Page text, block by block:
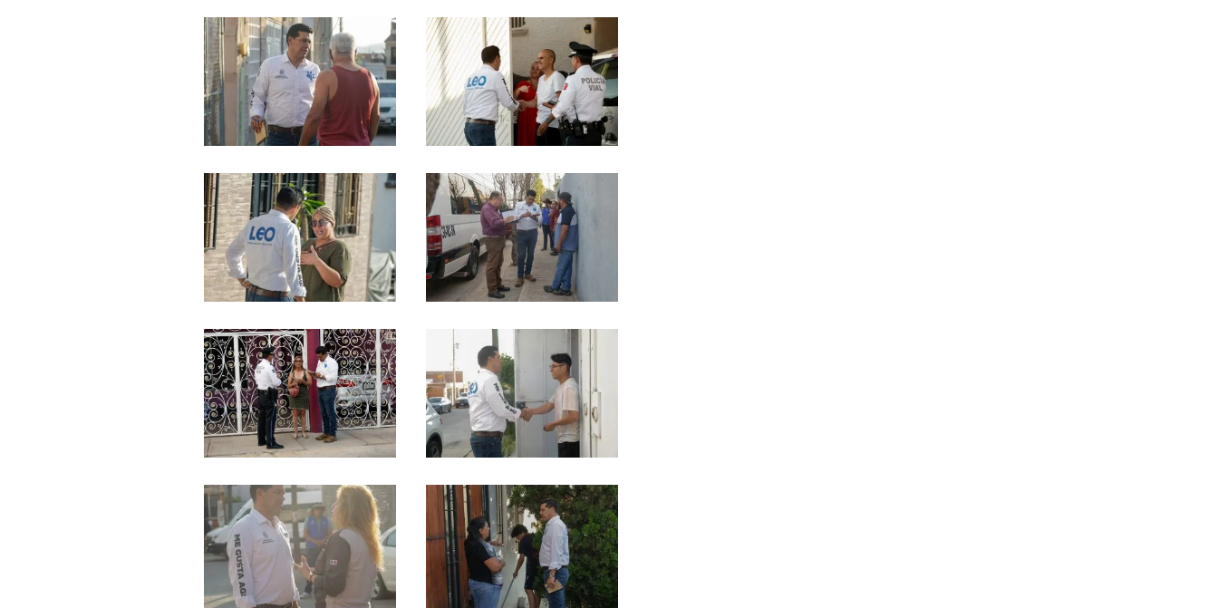
la conversación.
Para suscribirte, solo escribe tu dirección de correo eletrónico y da
click en el botón de "suscribir". No te preocupes, respetamos tu
privacidad y no enviaremos correo basura a tu INBOX. Tu información
está segura con nosotros.
32,111
Seguidores